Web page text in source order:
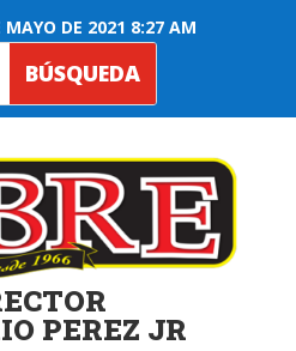
MAYO DE 2021 8:27 AM
PEREZ JR